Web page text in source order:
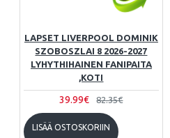
LAPSET LIVERPOOL DOMINIK
SZOBOSZLAI 8 2026-2027
LYHYTHIHAINEN FANIPAITA
,KOTI
39.99€ 82.35€
LISÄÄ OSTOSKORIIN